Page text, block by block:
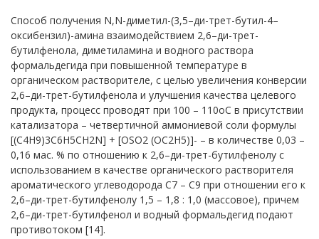
Способ получения N,N-диметил-(3,5–ди-трет-бутил-4–
оксибензил)-амина взаимодействием 2,6–ди-трет-
бутилфенола, диметиламина и водного раствора
формальдегида при повышенной температуре в
органическом растворителе, с целью увеличения конверсии
2,6–ди-трет-бутилфенола и улучшения качества целевого
продукта, процесс проводят при 100 – 110oС в присутствии
катализатора – четвертичной аммониевой соли формулы
[(С4Н9)3С6Н5СН2N] + [OSO2 (ОС2Н5)]- – в количестве 0,03 –
0,16 мас. % по отношению к 2,6–ди-трет-бутилфенолу с
использованием в качестве органического растворителя
ароматического углеводорода С7 – С9 при отношении его к
2,6–ди-трет-бутилфенолу 1,5 – 1,8 : 1,0 (массовое), причем
2,6–ди-трет-бутилфенол и водный формальдегид подают
противотоком [14].